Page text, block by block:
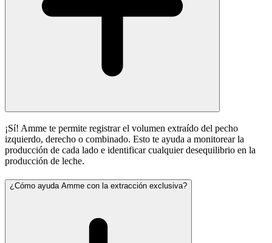
¡Sí! Amme te permite registrar el volumen extraído del pecho
izquierdo, derecho o combinado. Esto te ayuda a monitorear la
producción de cada lado e identificar cualquier desequilibrio en la
producción de leche.
¿Cómo ayuda Amme con la extracción exclusiva?